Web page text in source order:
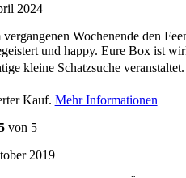
2024
Wochenende den
und happy. Eure Box ist
kleine Schatzsuche
Kauf. Mehr Informationen
von 5
2019